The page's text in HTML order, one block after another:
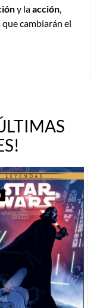
y laacción,
cambiarán el